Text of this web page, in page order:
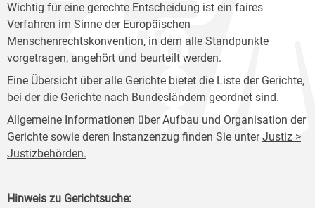
Wichtig für eine gerechte Entscheidung ist ein faires
Verfahren im Sinne der Europäischen
Menschenrechtskonvention, in dem alle Standpunkte
vorgetragen, angehört und beurteilt werden.
Eine Übersicht über alle Gerichte bietet die Liste der Gerichte,
bei der die Gerichte nach Bundesländern geordnet sind.
Allgemeine Informationen über Aufbau und Organisation der
Gerichte sowie deren Instanzenzug finden Sie unterJustiz >
Justizbehörden.
Hinweis zu Gerichtsuche: